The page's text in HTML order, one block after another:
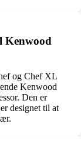
Kenwood
og Chef XL
Kenwood
Den er
designet til at